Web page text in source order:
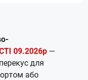
09.2026р —
для
або